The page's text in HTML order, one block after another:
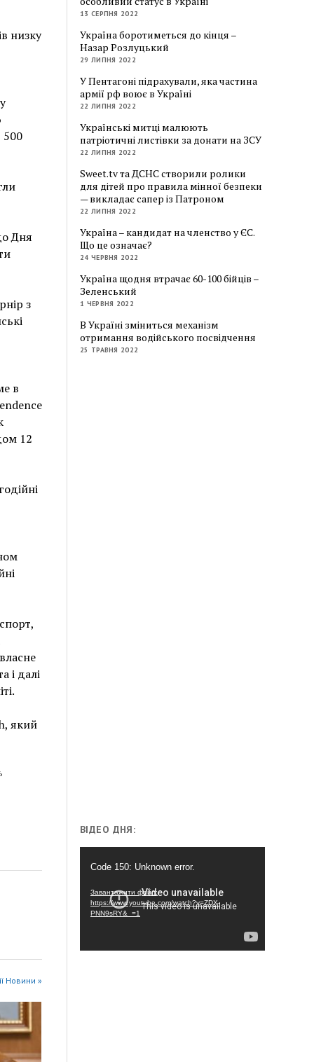
низку
500
Дня
з
в
12
і далі
який
Новини »
13 СЕРПНЯ 2022
Україна боротиметься до кінця –
Назар Розлуцький
29 ЛИПНЯ 2022
У Пентагоні підрахували, яка частина
армії рф воює в Україні
22 ЛИПНЯ 2022
Українські митці малюють
патріотичні листівки за донати на ЗСУ
22 ЛИПНЯ 2022
Sweet.tv та ДСНС створили ролики
для дітей про правила мінної безпеки
— викладає сапер із Патроном
22 ЛИПНЯ 2022
Україна – кандидат на членство у ЄС.
Що це означає?
24 ЧЕРВНЯ 2022
Україна щодня втрачає 60-100 бійців –
Зеленський
1 ЧЕРВНЯ 2022
В Україні зміниться механізм
отримання водійського посвідчення
25 ТРАВНЯ 2022
ВІДЕО ДНЯ:
Code 150: Unknown error.
Завантажити файл:
https://www.youtube.com/watch?v=ZDX-
PNN9sRY&_=1